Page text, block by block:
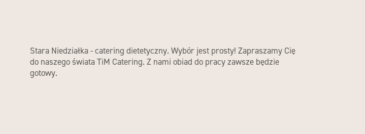
Stara Niedziałka - catering dietetyczny. Wybór jest prosty! Zapraszamy Cię
do naszego świata TiM Catering. Z nami obiad do pracy zawsze będzie
gotowy.